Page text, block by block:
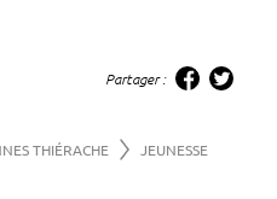
Partager :
THIÉRACHE JEUNESSE